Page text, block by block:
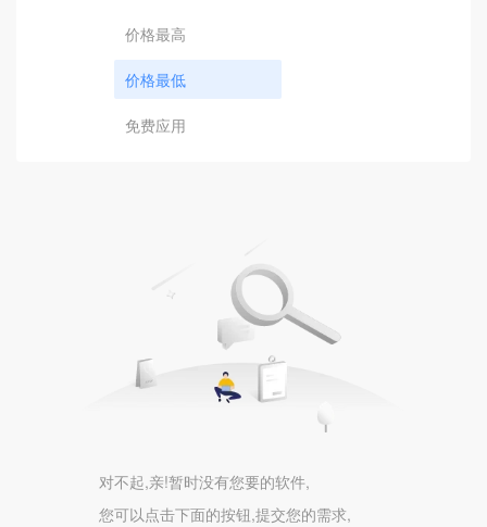
价格最高
价格最低
免费应用
对不起,亲!暂时没有您要的软件,
您可以点击下面的按钮,提交您的需求,